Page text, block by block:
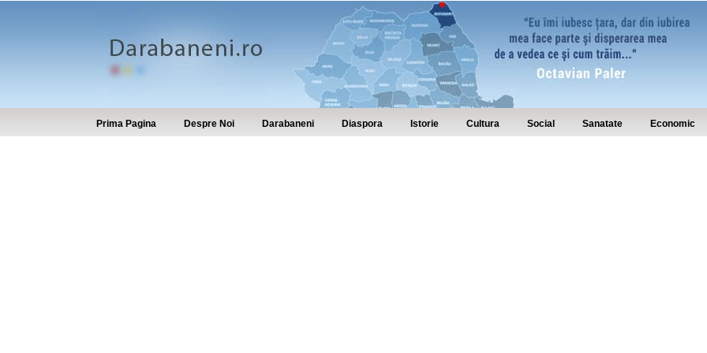
Prima Pagina Despre Noi Darabaneni Diaspora Istorie Cultura Social Sanatate Economic